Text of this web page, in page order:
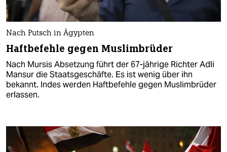
Nach Putsch in Ägypten
Haftbefehle gegen Muslimbrüder
Nach Mursis Absetzung führt der 67-jährige Richter Adli
Mansur die Staatsgeschäfte. Es ist wenig über ihn
bekannt. Indes werden Haftbefehle gegen Muslimbrüder
erlassen.